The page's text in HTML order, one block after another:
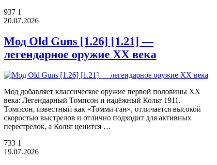
937 1
20.07.2026
Мод Old Guns [1.26] [1.21] —
легендарное оружие XX века
Мод добавляет классическое оружие первой половины XX
века: Легендарный Томпсон и надёжный Кольт 1911.
Томпсон, известный как «Томми-ган», отличается высокой
скоростью выстрелов и отлично подходит для активных
перестрелок, а Кольт ценится …
733 1
19.07.2026